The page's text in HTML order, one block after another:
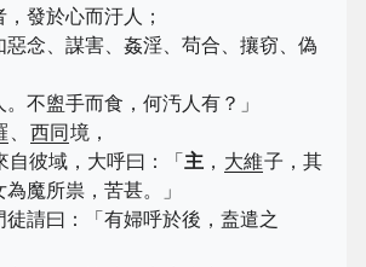
發於心而汙人；
惡念、謀害、姦淫、苟合、攘窃、偽
。不盥手而食，何汚人有？」
、 西同 境，
自彼域，大呼曰：「主 ， 大維子，其
魔所祟，苦甚。」
徒請曰：「有婦呼於後，盍遣之